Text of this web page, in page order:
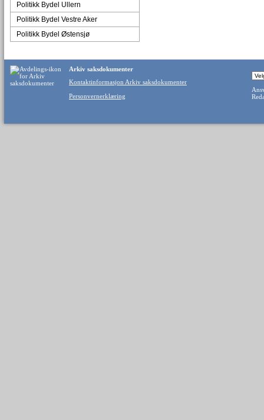
Politikk Bydel Ullern
Politikk Bydel Vestre Aker
Politikk Bydel Østensjø
Arkiv saksdokumenter
Kontaktinformasjon Arkiv saksdokumenter
Personvernerklæring